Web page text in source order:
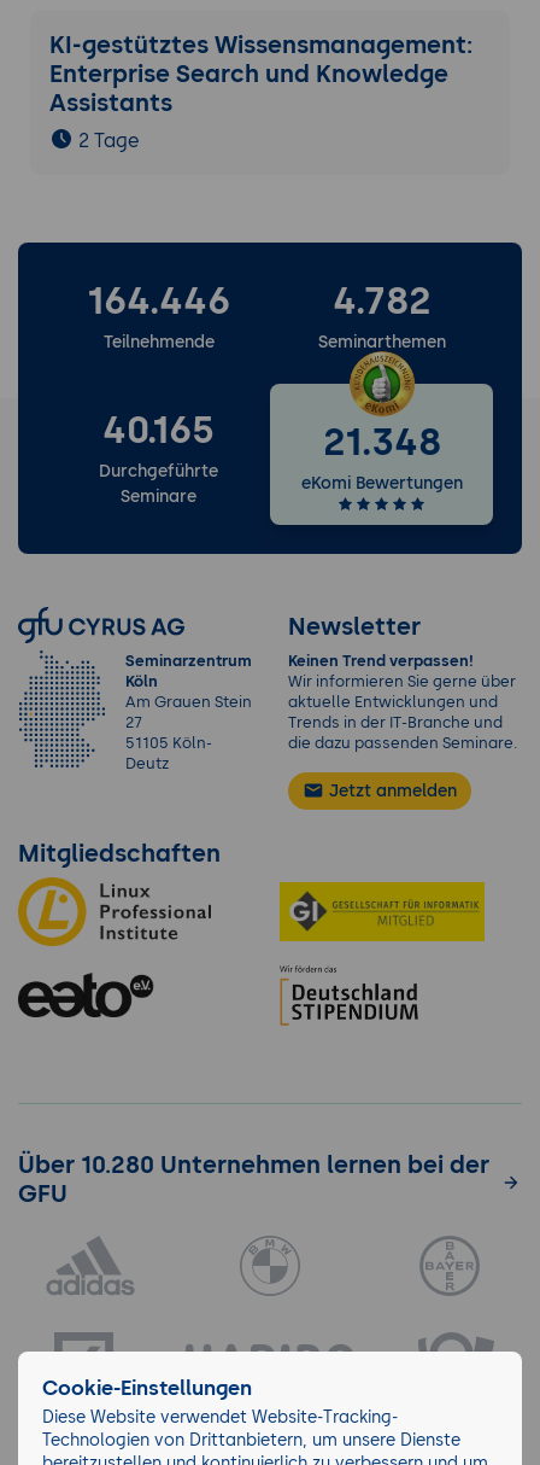
KI-gestütztes Wissensmanagement:
Enterprise Search und Knowledge
Assistants
2 Tage
164.446
Teilnehmende
4.782
Seminarthemen
40.165
Durchgeführte
Seminare
21.348
eKomi Bewertungen
Seminarzentrum
Köln
Am Grauen Stein
27
51105 Köln-
Deutz
Newsletter
Keinen Trend verpassen!
Wir informieren Sie gerne über
aktuelle Entwicklungen und
Trends in der IT-Branche und
die dazu passenden Seminare.
Jetzt anmelden
Mitgliedschaften
Über 10.280 Unternehmen lernen bei der
GFU
Cookie-Einstellungen
Diese Website verwendet Website-Tracking-
Technologien von Drittanbietern, um unsere Dienste